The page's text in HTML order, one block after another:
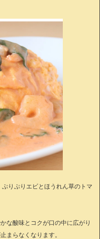
ぷりぷりエビとほうれん草のトマ
な酸味とコクが口の中に広がり
まらなくなります。